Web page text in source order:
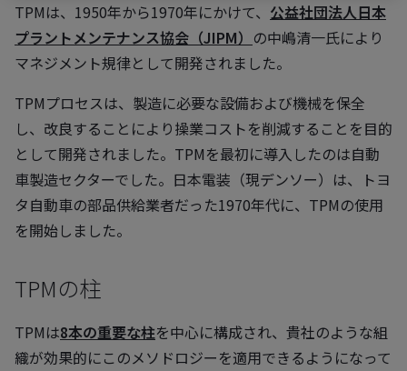
TPMは、1950年から1970年にかけて、 公益社団法人日本
プラントメンテナンス協会（JIPM） の中嶋清一氏により
マネジメント規律として開発されました。
TPMプロセスは、製造に必要な設備および機械を保全
し、改良することにより操業コストを削減することを目的
として開発されました。TPMを最初に導入したのは自動
車製造セクターでした。日本電装（現デンソー）は、トヨ
タ自動車の部品供給業者だった1970年代に、TPMの使用
を開始しました。
TPMの柱
TPMは8本の重要な柱を中心に構成され、貴社のような組
織が効果的にこのメソドロジーを適用できるようになって